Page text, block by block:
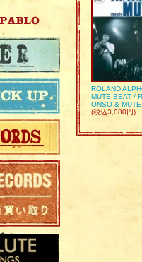
ROLAND
MUTE BEAT /
ONSO &
(税込3,080円)